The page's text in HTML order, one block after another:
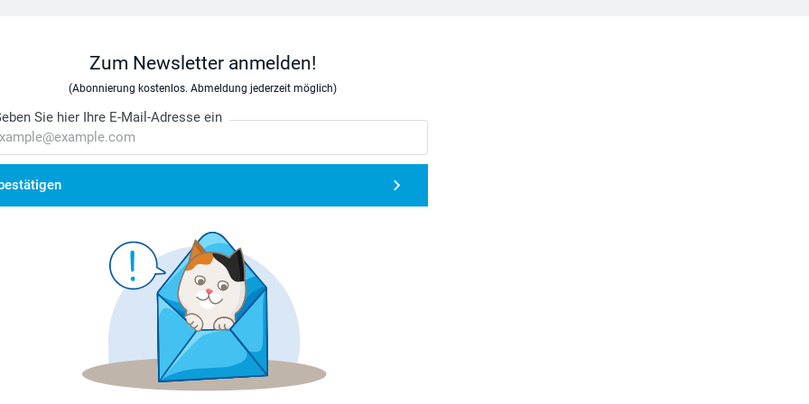
Zum Newsletter anmelden!
(Abonnierung kostenlos. Abmeldung jederzeit möglich)
Sie hier Ihre E-Mail-Adresse ein